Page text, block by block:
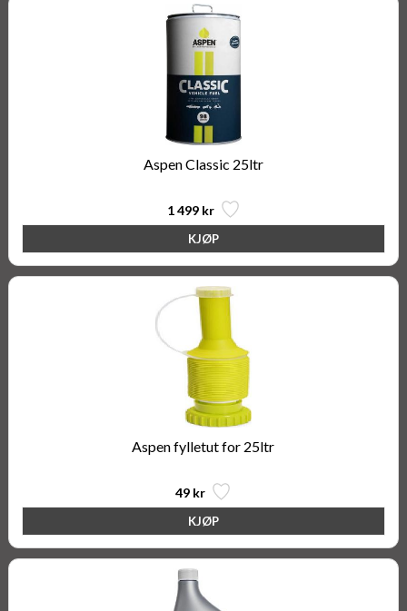
Aspen Classic 25ltr
1 499 kr
Aspen fylletut for 25ltr
49 kr